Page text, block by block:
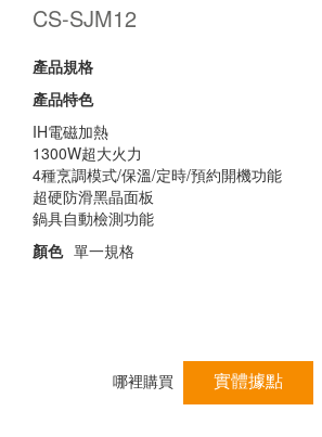
CS-SJM12
產品規格
產品特色
IH電磁加熱
1300W超大火力
4種烹調模式/保溫/定時/預約開機功能
超硬防滑黑晶面板
鍋具自動檢測功能
顏色 單一規格
哪裡購買 實體據點